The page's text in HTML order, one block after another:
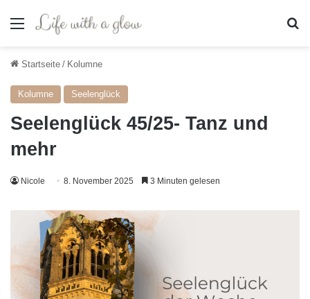
Menü
Startseite / Kolumne
Kolumne Seelenglück
Seelenglück 45/25- Tanz und
mehr
Nicole 8. November 2025 3 Minuten gelesen